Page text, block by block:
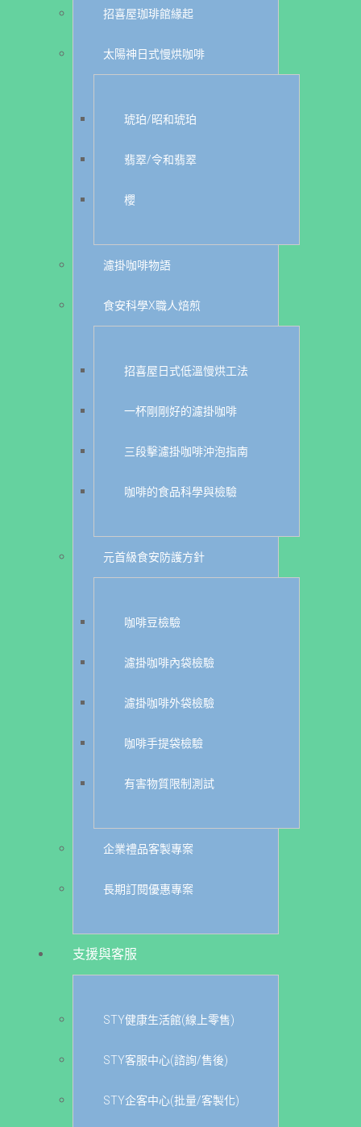
招喜屋珈琲館緣起
太陽神日式慢烘咖啡
琥珀/昭和琥珀
翡翠/令和翡翠
櫻
濾掛咖啡物語
食安科學X職人焙煎
招喜屋日式低溫慢烘工法
一杯剛剛好的濾掛咖啡
三段擊濾掛咖啡沖泡指南
咖啡的食品科學與檢驗
元首級食安防護方針
咖啡豆檢驗
濾掛咖啡內袋檢驗
濾掛咖啡外袋檢驗
咖啡手提袋檢驗
有害物質限制測試
企業禮品客製專案
長期訂閱優惠專案
支援與客服
STY健康生活館(線上零售)
STY客服中心(諮詢/售後)
STY企客中心(批量/客製化)